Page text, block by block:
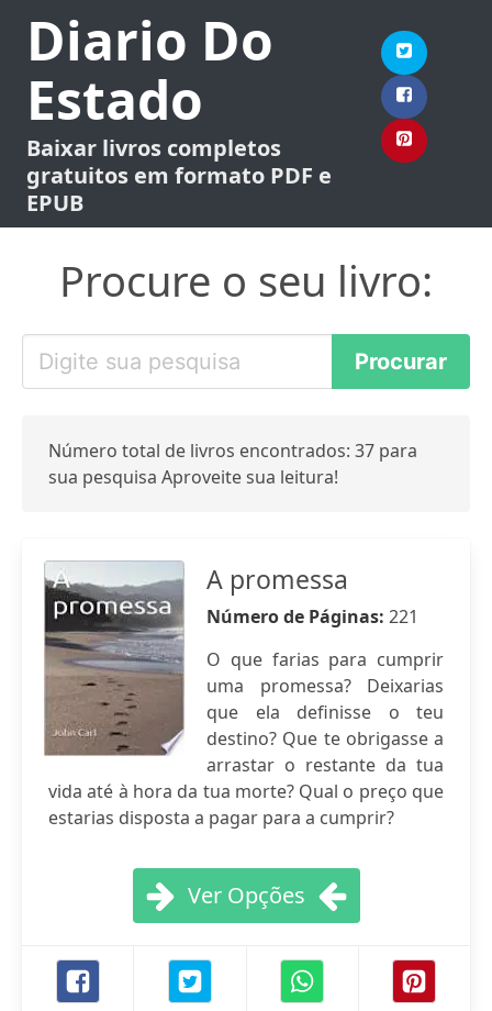
Diario Do
Estado
Baixar livros completos
gratuitos em formato PDF e
EPUB
Procure o seu livro:
Número total de livros encontrados: 37 para
sua pesquisa Aproveite sua leitura!
A promessa
Número de Páginas: 221
O que farias para cumprir
uma promessa? Deixarias
que ela definisse o teu
destino? Que te obrigasse a
arrastar o restante da tua
vida até à hora da tua morte? Qual o preço que
estarias disposta a pagar para a cumprir?
Ver Opções